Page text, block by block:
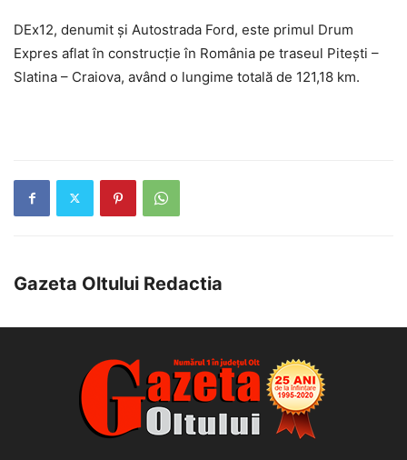
DEx12, denumit şi Autostrada Ford, este primul Drum
Expres aflat în construcţie în România pe traseul Piteşti –
Slatina – Craiova, având o lungime totală de 121,18 km.
Gazeta Oltului Redactia